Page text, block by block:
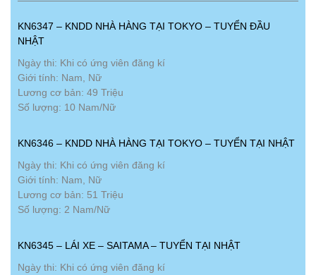
KN6347 – KNDD NHÀ HÀNG TẠI TOKYO – TUYỂN ĐẦU
NHẬT
Ngày thi: Khi có ứng viên đăng kí
Giới tính: Nam, Nữ
Lương cơ bản: 49 Triệu
Số lượng: 10 Nam/Nữ
KN6346 – KNDD NHÀ HÀNG TẠI TOKYO – TUYỂN TẠI NHẬT
Ngày thi: Khi có ứng viên đăng kí
Giới tính: Nam, Nữ
Lương cơ bản: 51 Triệu
Số lượng: 2 Nam/Nữ
KN6345 – LÁI XE – SAITAMA – TUYỂN TẠI NHẬT
Ngày thi: Khi có ứng viên đăng kí